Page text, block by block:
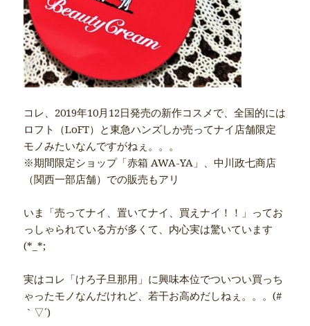
コレ、2019年10月12日発売の新作コスメで、全国的には
ロフト（LoFT）と東急ハンズしか売ってナイ店舗限定
モノみたいなんですがねぇ。。。
※期間限定ショップ「赤箱 AWA-YA」、中川政七商店
（関西一部店舗）での販売もアリ
いま「売ってナイ、置いてナイ、買えナイ！！」ってお
っしゃられている方が多くて、内心実は驚いています
(*_*;
実はコレ「けろ子旦那用」に興味本位でついつい買っち
ゃったモノなんだけれど、若干お高めだしねぇ。。。(#
｀▽´)